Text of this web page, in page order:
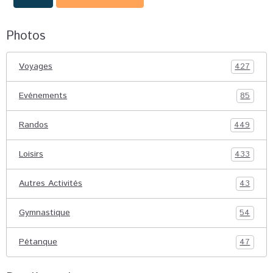
Photos
Voyages 427
Evénements 85
Randos 449
Loisirs 433
Autres Activités 43
Gymnastique 54
Pétanque 47